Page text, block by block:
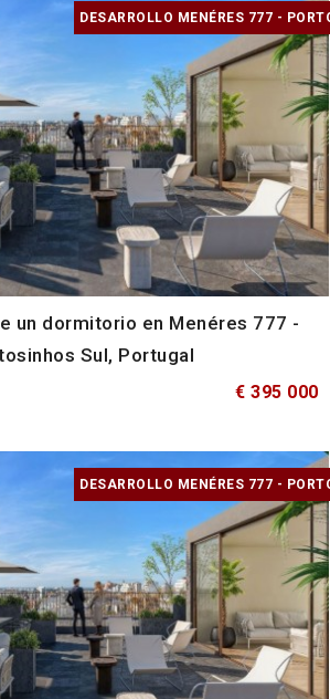
DESARROLLO MENÉRES 777 -
un dormitorio en Menéres 777 -
Sul, Portugal
€ 395 000
DESARROLLO MENÉRES 777 -